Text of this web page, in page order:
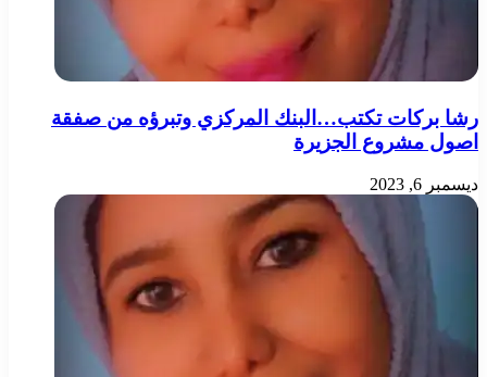
رشا بركات تكتب…البنك المركزي وتبرؤه من صفقة
اصول مشروع الجزيرة
ديسمبر 6, 2023